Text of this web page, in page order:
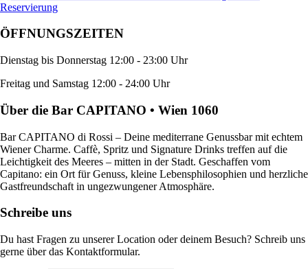
Reservierung
ÖFFNUNGSZEITEN
Dienstag bis Donnerstag 12:00 - 23:00 Uhr
Freitag und Samstag 12:00 - 24:00 Uhr
Über die Bar CAPITANO • Wien 1060
Bar CAPITANO di Rossi – Deine mediterrane Genussbar mit echtem
Wiener Charme. Caffè, Spritz und Signature Drinks treffen auf die
Leichtigkeit des Meeres – mitten in der Stadt. Geschaffen vom
Capitano: ein Ort für Genuss, kleine Lebensphilosophien und herzliche
Gastfreundschaft in ungezwungener Atmosphäre.
Schreibe uns
Du hast Fragen zu unserer Location oder deinem Besuch? Schreib uns
gerne über das Kontaktformular.